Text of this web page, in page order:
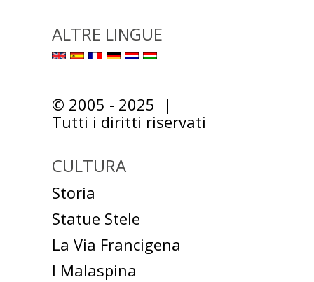
ALTRE LINGUE
© 2005 - 2025 |
Tutti i diritti riservati
CULTURA
Storia
Statue Stele
La Via Francigena
I Malaspina